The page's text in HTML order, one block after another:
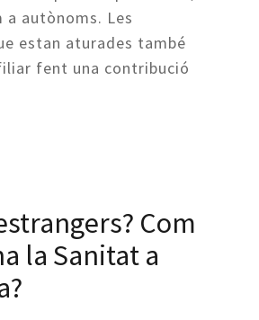
a autònoms. Les
estan aturades també
fent una contribució
Com
la Sanitat a